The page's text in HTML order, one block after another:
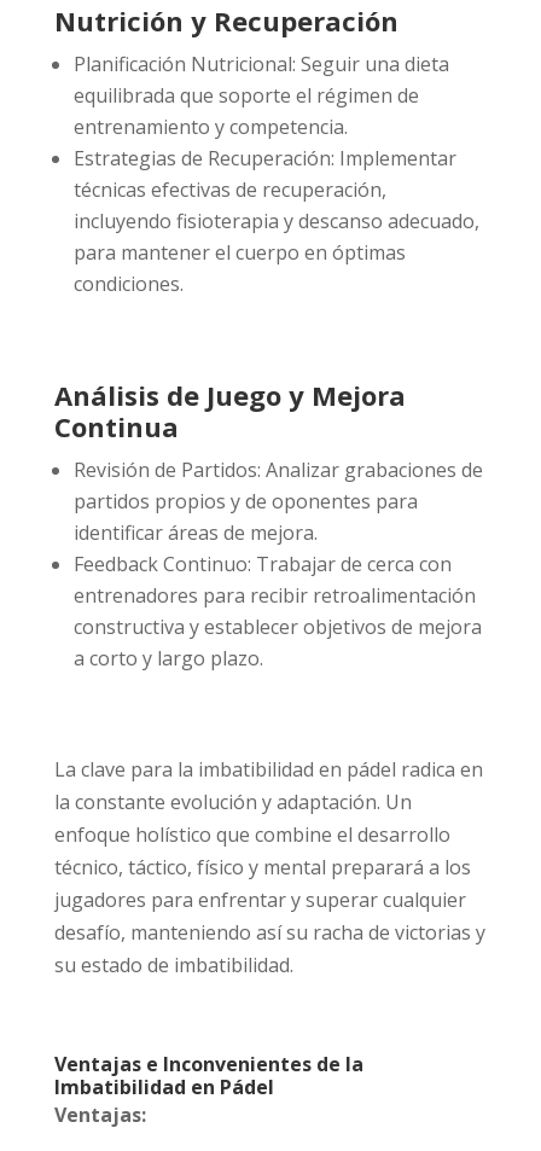
Nutrición y Recuperación
Planificación Nutricional: Seguir una dieta
equilibrada que soporte el régimen de
entrenamiento y competencia.
Estrategias de Recuperación: Implementar
técnicas efectivas de recuperación,
incluyendo fisioterapia y descanso adecuado,
para mantener el cuerpo en óptimas
condiciones.
Análisis de Juego y Mejora
Continua
Revisión de Partidos: Analizar grabaciones de
partidos propios y de oponentes para
identificar áreas de mejora.
Feedback Continuo: Trabajar de cerca con
entrenadores para recibir retroalimentación
constructiva y establecer objetivos de mejora
a corto y largo plazo.
La clave para la imbatibilidad en pádel radica en
la constante evolución y adaptación. Un
enfoque holístico que combine el desarrollo
técnico, táctico, físico y mental preparará a los
jugadores para enfrentar y superar cualquier
desafío, manteniendo así su racha de victorias y
su estado de imbatibilidad.
Ventajas e Inconvenientes de la
Imbatibilidad en Pádel
Ventajas: